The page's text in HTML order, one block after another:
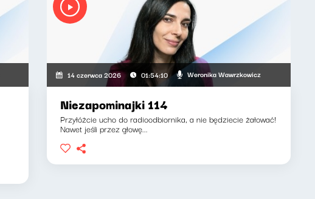
14 czerwca 2026 01:54:10 Weronika Wawrzkowicz
Niezapominajki 114
Przyłóżcie ucho do radioodbiornika, a nie będziecie żałować!
Nawet jeśli przez głowę...